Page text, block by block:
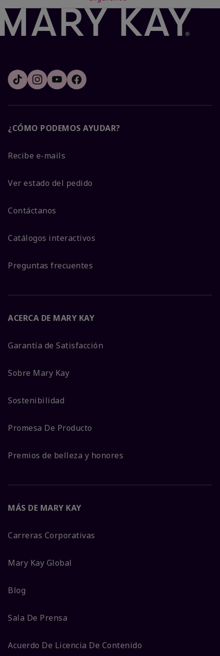
¿CÓMO PODEMOS AYUDAR?
Recibe e-mails
Ver estado del pedido
Contáctanos
Catálogos interactivos
Preguntas frecuentes
ACERCA DE MARY KAY
Garantía de Satisfacción
Sobre Mary Kay
Sostenibilidad
Promesa De Producto
Premios de belleza y honores
MÁS DE MARY KAY
Carreras Corporativas
Mary Kay Global
Blog
Sala De Prensa
Acuerdo De Licencia De Contenido